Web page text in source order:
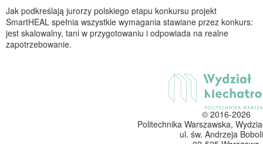
Jak podkreślają jurorzy polskiego etapu konkursu projekt
SmartHEAL spełnia wszystkie wymagania stawiane przez konkurs:
jest skalowalny, tani w przygotowaniu i odpowiada na realne
zapotrzebowanie.
© 2016-2026
Politechnika Warszawska,
ul. św. Andrzeja